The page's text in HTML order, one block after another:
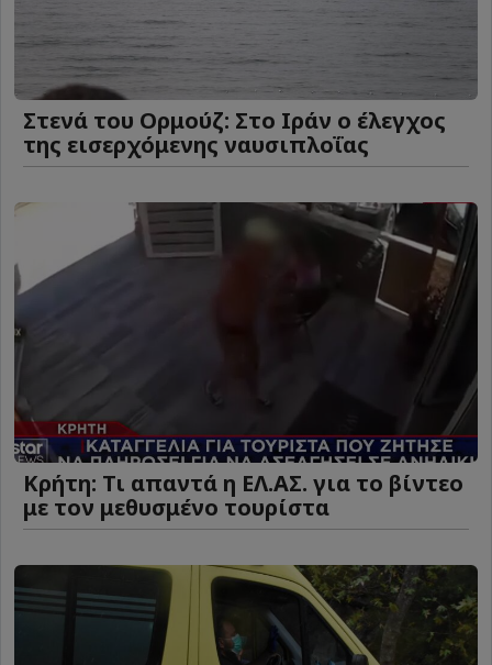
Στενά του Ορμούζ: Στο Ιράν ο έλεγχος
της εισερχόμενης ναυσιπλοΐας
Κρήτη: Τι απαντά η ΕΛ.ΑΣ. για το βίντεο
με τον μεθυσμένο τουρίστα